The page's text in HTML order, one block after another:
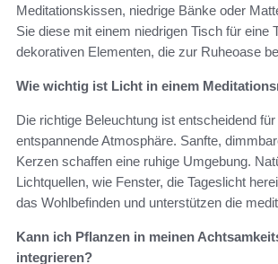
Meditationskissen, niedrige Bänke oder
Sie diese mit einem niedrigen Tisch für eine
dekorativen Elementen, die zur Ruheoase
Wie wichtig ist Licht in einem
Die richtige Beleuchtung ist entscheidend für
entspannende Atmosphäre. Sanfte,
Kerzen schaffen eine ruhige Umgebung.
Lichtquellen, wie Fenster, die Tageslicht
das Wohlbefinden und unterstützen die
Kann ich Pflanzen in meinen
integrieren?